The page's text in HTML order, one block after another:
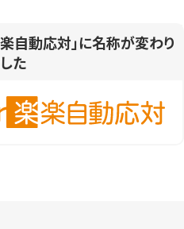
楽自動応対」に名称が変わり
た